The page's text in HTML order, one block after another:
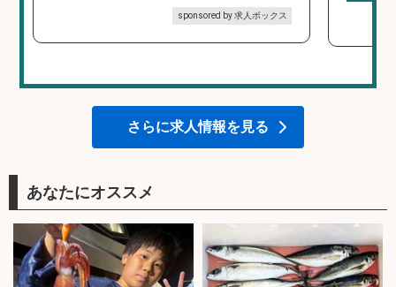
sponsored by 求人ボックス
さらに求人情報を見る
あなたにオススメ